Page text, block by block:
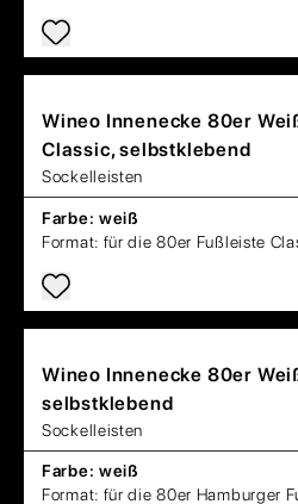
Wineo Innenecke 80er
Classic, selbstklebend
Sockelleisten
Farbe: weiß
Format: für die 80er Fußleiste
Wineo Innenecke 80er
selbstklebend
Sockelleisten
Farbe: weiß
Format: für die 80er Hamburger